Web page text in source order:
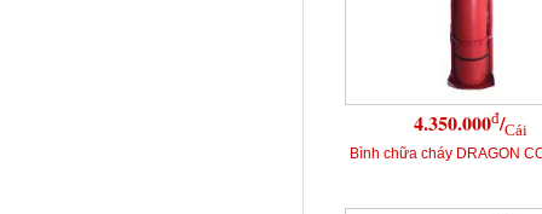
4.350.000đ/Cái
Bình chữa cháy DRAGON